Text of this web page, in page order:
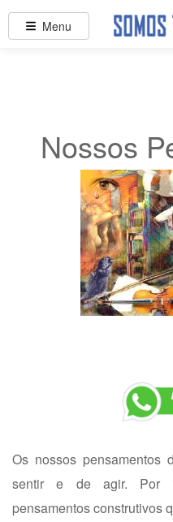
Nossos
Os nossos pensamentos
sentir e de agir. Por
pensamentos construtivos
Menu